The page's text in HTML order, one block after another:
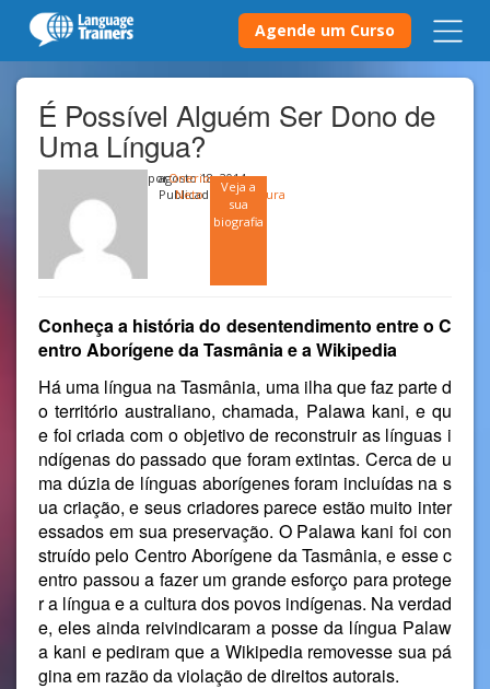
Agende um Curso
É Possível Alguém Ser Dono de
Uma Língua?
porOnerio
Neto
Veja a
sua
biografia
agosto 18, 2014
Publicado emCultura
Conheça a história do desentendimento entre o C
entro Aborígene da Tasmânia e a Wikipedia
Há uma língua na Tasmânia, uma ilha que faz parte d
o território australiano, chamada, Palawa kani, e qu
e foi criada com o objetivo de reconstruir as línguas i
ndígenas do passado que foram extintas. Cerca de u
ma dúzia de línguas aborígenes foram incluídas na s
ua criação, e seus criadores parece estão muito inter
essados ​​em sua preservação. O Palawa kani foi con
struído pelo Centro Aborígene da Tasmânia, e esse c
entro passou a fazer um grande esforço para protege
r a língua e a cultura dos povos indígenas. Na verdad
e, eles ainda reivindicaram a posse da língua Palaw
a kani e pediram que a Wikipedia removesse sua pá
gina em razão da violação de direitos autorais.